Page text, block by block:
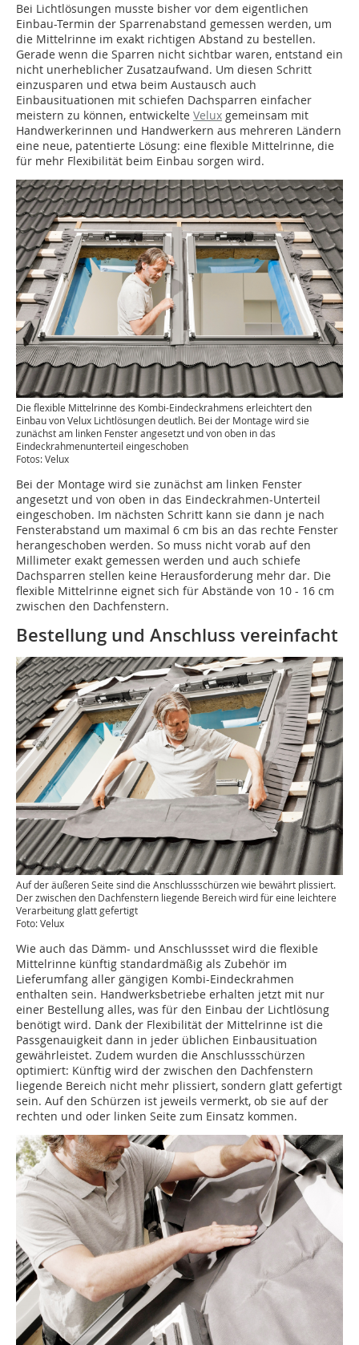
Bei Lichtlösungen musste bisher vor dem eigentlichen
Einbau-Termin der Sparrenabstand ­gemessen werden, um
die Mittelrinne im exakt richtigen Abstand zu bestellen.
Gerade wenn die Sparren nicht sichtbar waren, entstand ein
nicht unerheblicher Zusatzaufwand. Um diesen Schritt
einzusparen und etwa beim Austausch auch
Einbausituationen mit schiefen Dachsparren einfacher
meistern zu können, entwickelte Velux gemeinsam mit
Handwerkerinnen und Handwerkern aus mehreren Ländern
eine neue, patentierte Lösung: eine flexible Mittelrinne, die
für mehr Flexibilität beim Einbau sorgen wird.
Die flexible ­Mittelrinne des Kombi-Eindeckrahmens erleichtert den
Einbau von Velux Licht­lösungen deutlich. Bei der Montage wird sie
zunächst am linken Fenster angesetzt und von oben in das
Eindeckrahmenunterteil eingeschoben
Fotos: Velux
Bei der Montage wird sie zunächst am linken Fenster
angesetzt und von oben in das Eindeckrahmen-­Unterteil
eingeschoben. Im nächsten Schritt kann sie dann je nach
Fensterabstand um maximal 6 cm bis an das rechte Fenster
herangeschoben werden. So muss nicht vorab auf den
Millimeter exakt gemessen werden und auch schiefe
Dachsparren stellen keine Herausforderung mehr dar. Die
flexible Mittelrinne eignet sich für Abstände von 10 - 16 cm
zwischen den Dachfenstern.
Bestellung und Anschluss vereinfacht
Auf der äußeren Seite sind die Anschlussschürzen wie bewährt plissiert.
Der zwischen den Dachfenstern liegende Bereich wird für eine leichtere
Verarbeitung glatt gefertigt
Foto: Velux
Wie auch das Dämm- und Anschlussset wird die ­flexible
Mittelrinne künftig standardmäßig als ­Zubehör im
Lieferumfang aller gängigen Kombi-­Eindeckrahmen
enthalten sein. Handwerksbetriebe erhalten jetzt mit nur
einer Bestellung alles, was für den Einbau der Lichtlösung
benötigt wird. Dank der Flexibilität der Mittelrinne ist die
Passgenauigkeit dann in jeder üblichen Einbausituation
gewährleistet. Zudem wurden die Anschlussschürzen
optimiert: Künftig wird der zwischen den Dachfenstern
liegende Bereich nicht mehr plissiert, sondern glatt gefertigt
sein. Auf den Schürzen ist jeweils vermerkt, ob sie auf der
rechten und oder linken Seite zum Einsatz ­kommen.